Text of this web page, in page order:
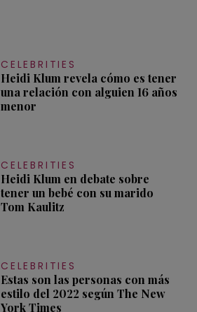
CELEBRITIES
Heidi Klum revela cómo es tener
una relación con alguien 16 años
menor
CELEBRITIES
Heidi Klum en debate sobre
tener un bebé con su marido
Tom Kaulitz
CELEBRITIES
Estas son las personas con más
estilo del 2022 según The New
York Times